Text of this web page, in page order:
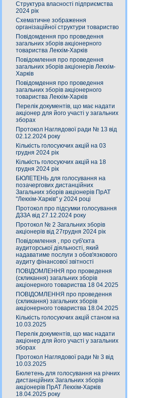
Структура власності підприємства
2024 рік
Схематичне зображення
організаційної структури товариство
Повідомдення про проведення
загальних зборів акціонерного
товариства Лекхім-Харків
Повідомлення про проведення
загальних зборів акціонерів Лекхім-
Харків
Повідомдення про проведення
загальних зборів акціонерного
товариства Лекхім-Харків
Перелік документів, що має надати
акціонер для його участі у загальних
зборах
Протокол Наглядової ради № 13 від
02.12.2024 року
Кількість голосуючих акцій на 03
грудня 2024 рік
Кількість голосуючих акцій на 18
грудня 2024 рік
БЮЛЕТЕНЬ для голосування на
позачергових дистанційних
Загальних зборів акціонерів ПрАТ
"Лекхім-Харків" у 2024 році
Протокол про підсумки голосування
ДЗЗА від 27.12.2024 року
Протокол № 2 Загальних зборів
акціонерів від 27грудня 2024 рік
Повідомлення , про суб'єкта
аудиторської діяльності, який
надаватиме послуги з обов'язкового
аудиту фінансової звітності
ПОВІДОМЛЕННЯ про проведення
(скликання) загальних зборів
акціонерного товариства 18 04.2025
ПОВІДОМЛЕННЯ про проведення
(скликання) загальних зборів
акціонерного товариства 18.04.2025
Кількість голосуючих акцій станом на
10.03.2025
Перелік документів, що має надати
акціонер для його участі у загальних
зборах
Протокол Наглядової ради № 3 від
10.03.2025
Бюлетень для голосування на річних
дистанційних Загальних зборів
акціонерів ПрАТ Лекхім-Харків
18.04.2025 року